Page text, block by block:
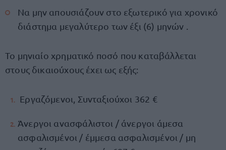
Να μην απουσιάζουν στο εξωτερικό για χρονικό
διάστημα μεγαλύτερο των έξι (6) μηνών .
Το μηνιαίο χρηματικό ποσό που καταβάλλεται
στους δικαιούχους έχει ως εξής:
Εργαζόμενοι, Συνταξιούχοι 362 €
Άνεργοι ανασφάλιστοι / άνεργοι άμεσα
ασφαλισμένοι / έμμεσα ασφαλισμένοι / μη